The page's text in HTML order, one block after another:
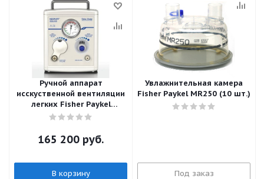
Ручной аппарат
исскуственной вентиляции
легких Fisher Paykel
NEOPUFF
165 200 руб.
В корзину
Увлажнительная камера
Fisher Paykel MR250 (10 шт.)
Под заказ